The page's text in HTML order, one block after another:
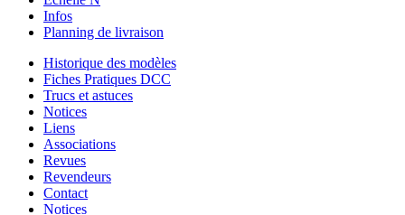
Infos
Planning de livraison
Historique des modèles
Fiches Pratiques DCC
Trucs et astuces
Notices
Liens
Associations
Revues
Revendeurs
Contact
Notices